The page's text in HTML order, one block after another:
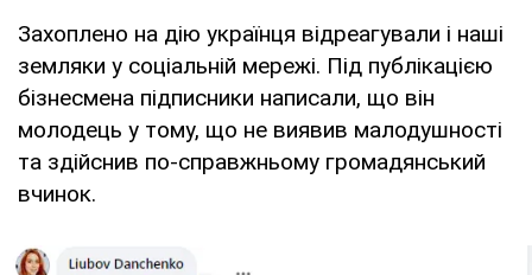
Захоплено на дію українця відреагували і наші
земляки у соціальній мережі. Під публікацією
бізнесмена підписники написали, що він
молодець у тому, що не виявив малодушності
та здійснив по-справжньому громадянський
вчинок.